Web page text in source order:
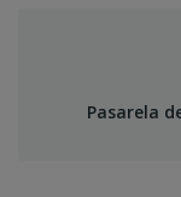
Pasarela